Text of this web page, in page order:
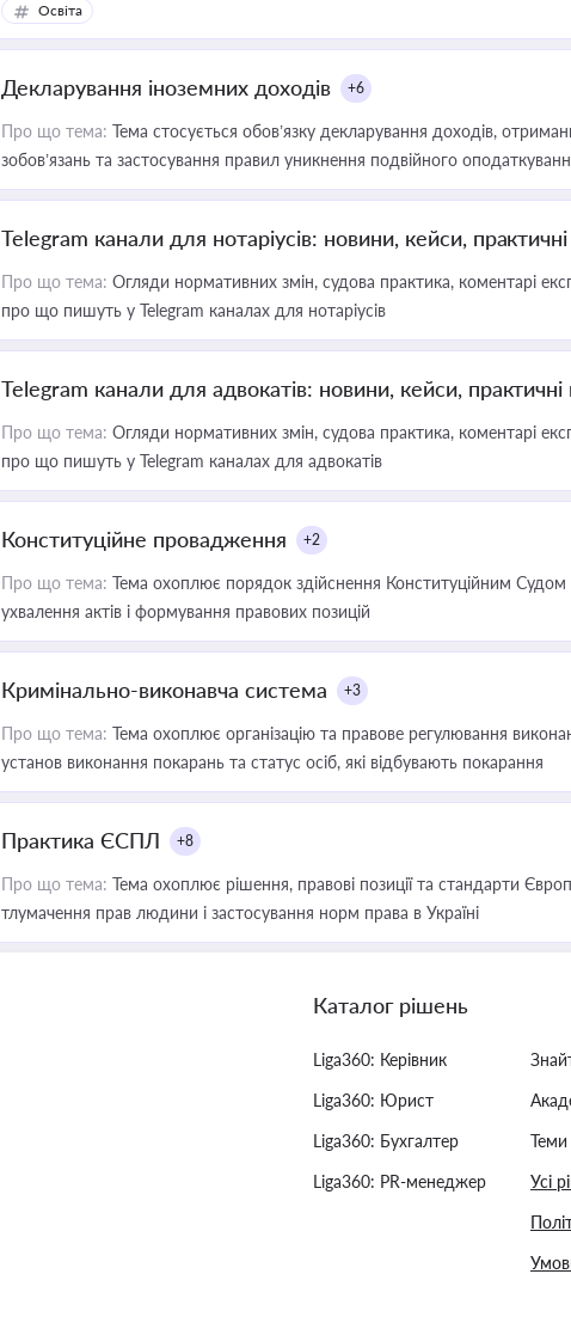
Освіта
Декларування іноземних доходів +6
Про що тема: Тема стосується обов’язку декларування доходів,
зобов’язань та застосування правил уникнення подвійного
Telegram канали для нотаріусів: новини, кейси,
Про що тема: Огляди нормативних змін, судова практика, коментарі
про що пишуть у Telegram каналах для нотаріусів
Telegram канали для адвокатів: новини, кейси,
Про що тема: Огляди нормативних змін, судова практика, коментарі
про що пишуть у Telegram каналах для адвокатів
Конституційне провадження +2
Про що тема: Тема охоплює порядок здійснення Конституційним Судом
ухвалення актів і формування правових позицій
Кримінально-виконавча система +3
Про що тема: Тема охоплює організацію та правове регулювання
установ виконання покарань та статус осіб, які відбувають покарання
Практика ЄСПЛ +8
Про що тема: Тема охоплює рішення, правові позиції та стандарти
тлумачення прав людини і застосування норм права в Україні
Каталог рішень
Liga360: Керівник
Liga360: Юрист
Liga360: Бухгалтер
Liga360: PR-менеджер
Теми
Усі